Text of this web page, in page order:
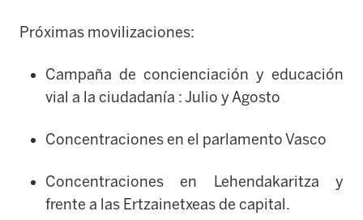
Próximas movilizaciones:
Campaña de concienciación y educación
vial a la ciudadanía : Julio y Agosto
Concentraciones en el parlamento Vasco
Concentraciones en Lehendakaritza y
frente a las Ertzainetxeas de capital.